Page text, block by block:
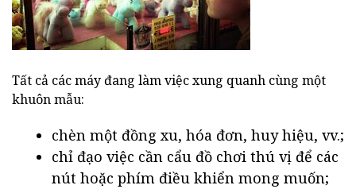
Tất cả các máy đang làm việc xung quanh cùng một
khuôn mẫu:
chèn một đồng xu, hóa đơn, huy hiệu, vv.;
chỉ đạo việc cần cẩu đồ chơi thú vị để các
nút hoặc phím điều khiển mong muốn;